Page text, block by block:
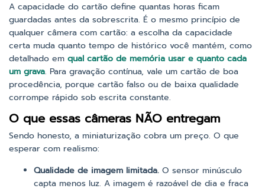
A capacidade do cartão define quantas horas ficam
guardadas antes da sobrescrita. É o mesmo princípio de
qualquer câmera com cartão: a escolha da capacidade
certa muda quanto tempo de histórico você mantém, como
detalhado em qual cartão de memória usar e quanto cada
um grava. Para gravação contínua, vale um cartão de boa
procedência, porque cartão falso ou de baixa qualidade
corrompe rápido sob escrita constante.
O que essas câmeras NÃO entregam
Sendo honesto, a miniaturização cobra um preço. O que
esperar com realismo:
Qualidade de imagem limitada. O sensor minúsculo
capta menos luz. A imagem é razoável de dia e fraca